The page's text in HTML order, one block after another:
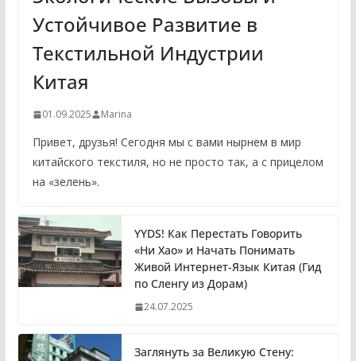
Устойчивое Развитие в
Текстильной Индустрии
Китая
01.09.2025 Marina
Привет, друзья! Сегодня мы с вами нырнем в мир
китайского текстиля, но не просто так, а с прицелом
на «зелень».
YYDS! Как Перестать Говорить
«Ни Хао» и Начать Понимать
Живой Интернет-Язык Китая (Гид
по Сленгу из Дорам)
24.07.2025
Заглянуть за Великую Стену: